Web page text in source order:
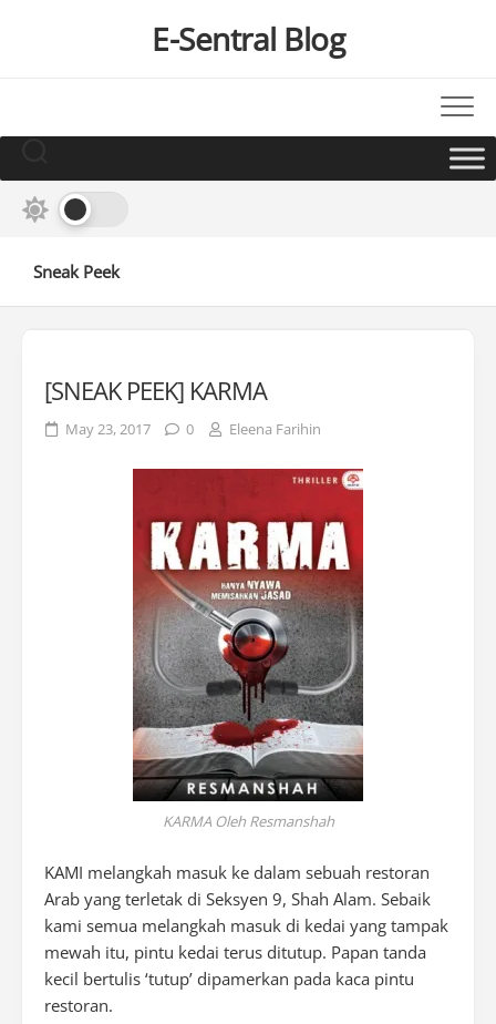
E-Sentral Blog
Sneak Peek
[SNEAK PEEK] KARMA
May 23, 2017 0 Eleena Farihin
KARMA Oleh Resmanshah
KAMI melangkah masuk ke dalam sebuah restoran
Arab yang terletak di Seksyen 9, Shah Alam. Sebaik
kami semua melangkah masuk di kedai yang tampak
mewah itu, pintu kedai terus ditutup. Papan tanda
kecil bertulis ‘tutup’ dipamerkan pada kaca pintu
restoran.